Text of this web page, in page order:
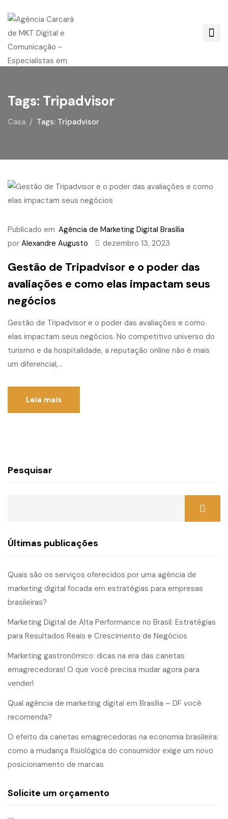
Tags: Tripadvisor
Casa Tags: Tripadvisor
Publicado em Agência de Marketing Digital Brasília
por Alexandre Augusto dezembro 13, 2023
Gestão de Tripadvisor e o poder das
avaliações e como elas impactam seus
negócios
Gestão de Tripadvisor e o poder das avaliações e como
elas impactam seus negócios. No competitivo universo do
turismo e da hospitalidade, a reputação online não é mais
um diferencial,...
Leia mais
Pesquisar
Últimas publicações
Quais são os serviços oferecidos por uma agência de
marketing digital focada em estratégias para empresas
brasileiras?
Marketing Digital de Alta Performance no Brasil: Estratégias
para Resultados Reais e Crescimento de Negócios
Marketing gastronômico: dicas na era das canetas
emagrecedoras! O que você precisa mudar agora para
vender!
Qual agência de marketing digital em Brasília – DF você
recomenda?
O efeito da canetas emagrecedoras na economia brasileira:
como a mudança fisiológica do consumidor exige um novo
posicionamento de marcas
Solicite um orçamento